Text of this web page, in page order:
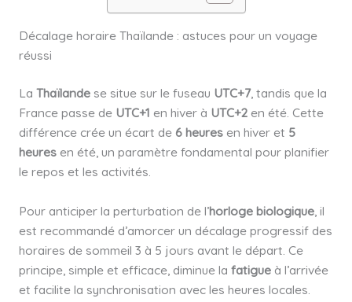
Décalage horaire Thaïlande : astuces pour un voyage
réussi
La Thaïlandese situe sur le fuseau UTC+7, tandis que la
France passe de UTC+1 en hiver à UTC+2en été. Cette
différence crée un écart de 6 heuresen hiver et 5
heuresen été, un paramètre fondamental pour planifier
le repos et les activités.
Pour anticiper la perturbation de l’horloge biologique, il
est recommandé d’amorcer un décalage progressif des
horaires de sommeil 3 à 5 jours avant le départ. Ce
principe, simple et efficace, diminue la fatigueà l’arrivée
et facilite la synchronisation avec les heures locales.